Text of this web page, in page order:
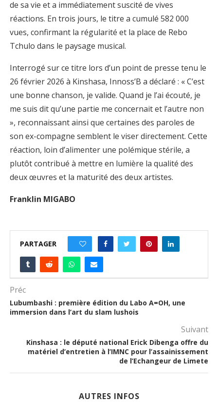
de sa vie et a immédiatement suscité de vives
réactions. En trois jours, le titre a cumulé 582 000
vues, confirmant la régularité et la place de Rebo
Tchulo dans le paysage musical.
Interrogé sur ce titre lors d’un point de presse tenu le
26 février 2026 à Kinshasa, Innoss’B a déclaré : « C’est
une bonne chanson, je valide. Quand je l’ai écouté, je
me suis dit qu’une partie me concernait et l’autre non
», reconnaissant ainsi que certaines des paroles de
son ex-compagne semblent le viser directement. Cette
réaction, loin d’alimenter une polémique stérile, a
plutôt contribué à mettre en lumière la qualité des
deux œuvres et la maturité des deux artistes.
Franklin MIGABO
PARTAGER
Préc
Lubumbashi : première édition du Labo A=OH, une
immersion dans l’art du slam lushois
Suivant
Kinshasa : le député national Erick Dibenga offre du
matériel d’entretien à l’IMNC pour l’assainissement
de l’Echangeur de Limete
AUTRES INFOS